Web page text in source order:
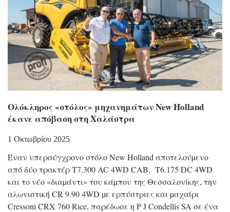
Ολόκληρος «στόλος» μηχανημάτων New Holland
έκανε απόβαση στη Χαλάστρα
1 Οκτωβρίου 2025
Έναν υπερσύγχρονο στόλο New Holland αποτελούµενο
από δύο τρακτέρ T7.300 AC 4WD CAB, T6.175 DC 4WD
και το νέο «διαµάντι» του κάµπου της Θεσσαλονίκης, την
αλωνιστική CR 9.90 4WD µε ερπύστριες και µαχαίρι
Cressoni CRX 760 Rice, παρέδωσε η P J Condellis SA σε ένα